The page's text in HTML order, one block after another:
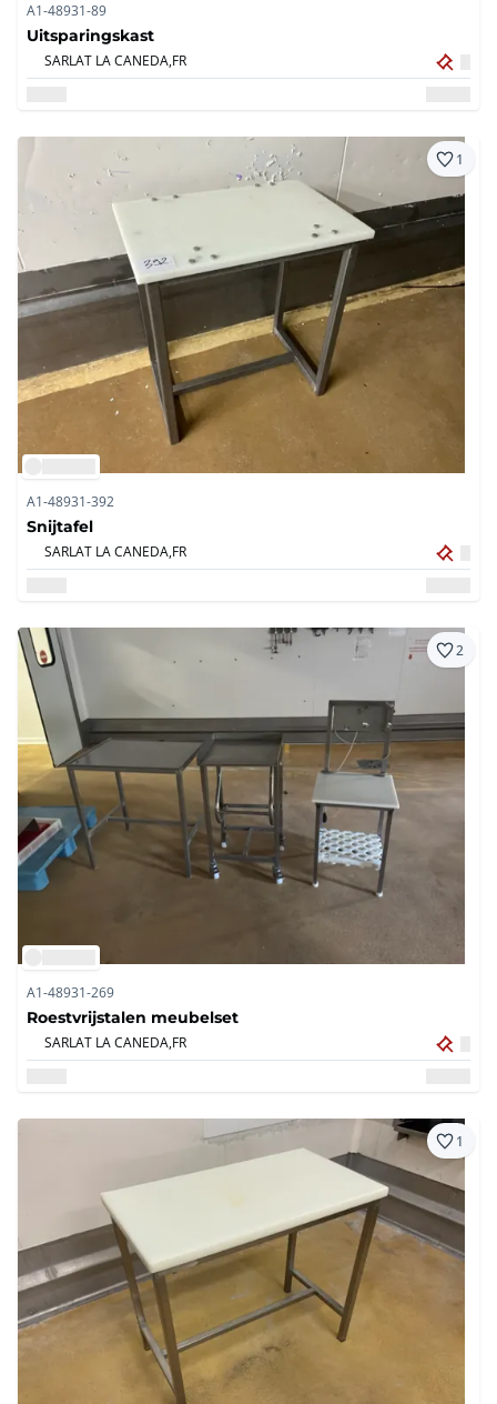
A1-48931-89
Uitsparingskast
SARLAT LA CANEDA,FR
1
A1-48931-392
Snijtafel
SARLAT LA CANEDA,FR
2
A1-48931-269
Roestvrijstalen meubelset
SARLAT LA CANEDA,FR
1